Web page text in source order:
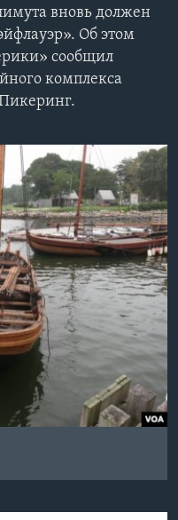
вновь должен
Об этом
сообщил
комплекса